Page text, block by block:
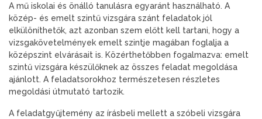
A mű iskolai és önálló tanulásra egyaránt használható. A
közép- és emelt szintű vizsgára szánt feladatok jól
elkülöníthetők, azt azonban szem előtt kell tartani, hogy a
vizsgakövetelmények emelt szintje magában foglalja a
középszint elvárásait is. Közérthetőbben fogalmazva: emelt
szintű vizsgára készülőknek az összes feladat megoldása
ajánlott. A feladatsorokhoz természetesen részletes
megoldási útmutató tartozik.
A feladatgyűjtemény az írásbeli mellett a szóbeli vizsgára